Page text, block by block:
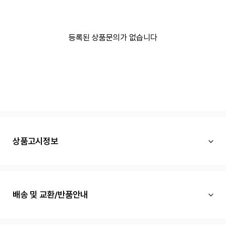
등록된 상품문의가 없습니다
상품고시정보
배송 및 교환/반품안내